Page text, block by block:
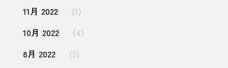
11月 2022
(1)
10月 2022
(4)
8月 2022
(3)